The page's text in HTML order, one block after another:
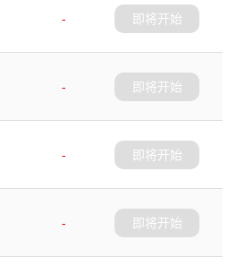
-
即将开始
-
即将开始
-
即将开始
-
即将开始